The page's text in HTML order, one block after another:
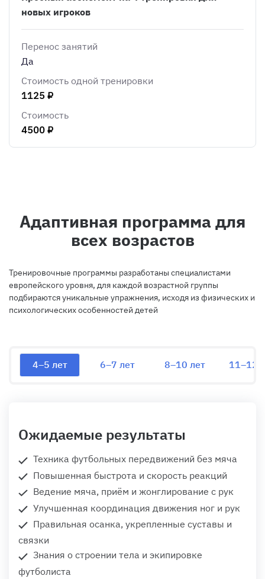
новых игроков
Перенос занятий
Да
Стоимость одной тренировки
1125 ₽
Стоимость
4500 ₽
Адаптивная программа для
всех возрастов
Тренировочные программы разработаны специалистами
европейского уровня, для каждой возрастной группы
подбираются уникальные упражнения, исходя из физических и
психологических особенностей детей
4–5 лет 6–7 лет 8–10 лет 11–12
Ожидаемые результаты
Техника футбольных передвижений без мяча
Повышенная быстрота и скорость реакций
Ведение мяча, приём и жонглирование с рук
Улучшенная координация движения ног и рук
Правильная осанка, укрепленные суставы и
связки
Знания о строении тела и экипировке
футболиста